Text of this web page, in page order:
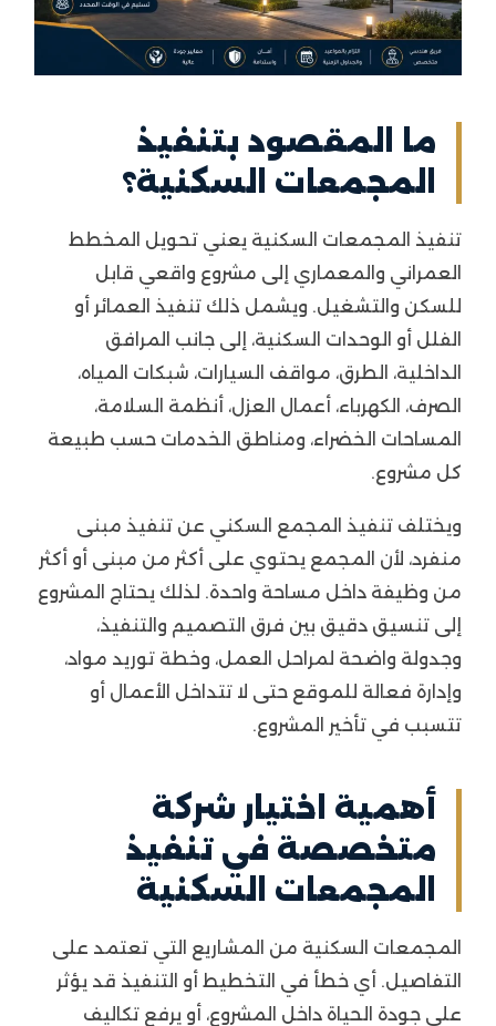
ما المقصود بتنفيذ
المجمعات السكنية؟
تنفيذ المجمعات السكنية يعني تحويل المخطط
العمراني والمعماري إلى مشروع واقعي قابل
للسكن والتشغيل. ويشمل ذلك تنفيذ العمائر أو
الفلل أو الوحدات السكنية، إلى جانب المرافق
الداخلية، الطرق، مواقف السيارات، شبكات المياه،
الصرف، الكهرباء، أعمال العزل، أنظمة السلامة،
المساحات الخضراء، ومناطق الخدمات حسب طبيعة
كل مشروع.
ويختلف تنفيذ المجمع السكني عن تنفيذ مبنى
منفرد، لأن المجمع يحتوي على أكثر من مبنى أو أكثر
من وظيفة داخل مساحة واحدة. لذلك يحتاج المشروع
إلى تنسيق دقيق بين فرق التصميم والتنفيذ،
وجدولة واضحة لمراحل العمل، وخطة توريد مواد،
وإدارة فعالة للموقع حتى لا تتداخل الأعمال أو
تتسبب في تأخير المشروع.
أهمية اختيار شركة
متخصصة في تنفيذ
المجمعات السكنية
المجمعات السكنية من المشاريع التي تعتمد على
التفاصيل. أي خطأ في التخطيط أو التنفيذ قد يؤثر
على جودة الحياة داخل المشروع، أو يرفع تكاليف